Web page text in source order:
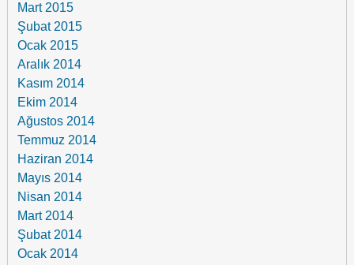
Mart 2015
Şubat 2015
Ocak 2015
Aralık 2014
Kasım 2014
Ekim 2014
Ağustos 2014
Temmuz 2014
Haziran 2014
Mayıs 2014
Nisan 2014
Mart 2014
Şubat 2014
Ocak 2014